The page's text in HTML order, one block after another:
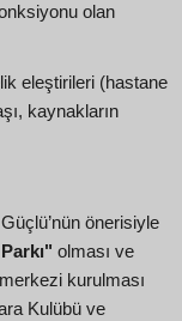
olan
eleştirileri (hastane
kaynakların
önerisiyle
olması ve
kurulması
Kulübü ve